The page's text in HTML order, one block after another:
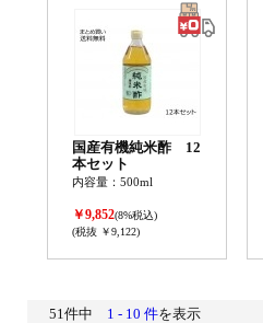
国産有機純米酢 12
本セット
内容量：500ml
￥9,852(8%税込)
(税抜 ￥9,122)
51件中 1 - 10 件を表示